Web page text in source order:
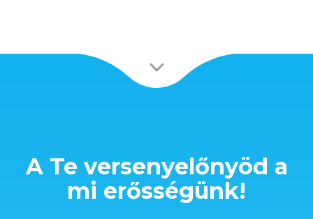
A Te versenyelőnyöd a
mi erősségünk!